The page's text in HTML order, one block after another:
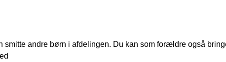
smitte andre børn i afdelingen. Du kan som forældre også